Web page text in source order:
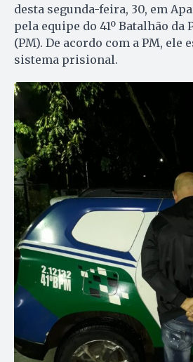
desta segunda-feira, 30, em
pela equipe do 41º Batalhão
(PM). De acordo com a PM, ele
sistema prisional.